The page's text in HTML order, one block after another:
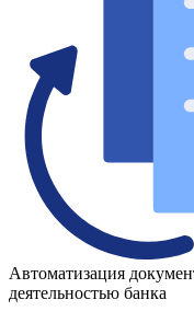
Автоматизация
деятельностью банка